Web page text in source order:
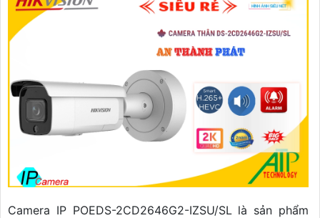
Camera IP POEDS-2CD2646G2-IZSU/SL là sản phẩm